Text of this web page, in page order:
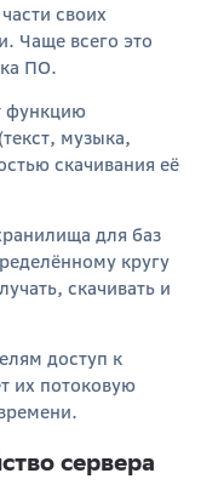
своих
Чаще всего это
ПО.
функцию
музыка,
скачивания её
для баз
кругу
скачивать и
доступ к
их потоковую
сервера